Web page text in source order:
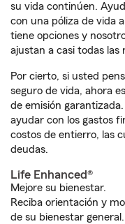
su vida continúen.
con una póliza de vida
tiene opciones y
ajustan a casi todas las
Por cierto, si usted
seguro de vida, ahora
de emisión
ayudar con los gastos
costos de entierro, las
deudas.
Life Enhanced®
Mejore su bienestar.
Reciba orientación y
de su bienestar general.